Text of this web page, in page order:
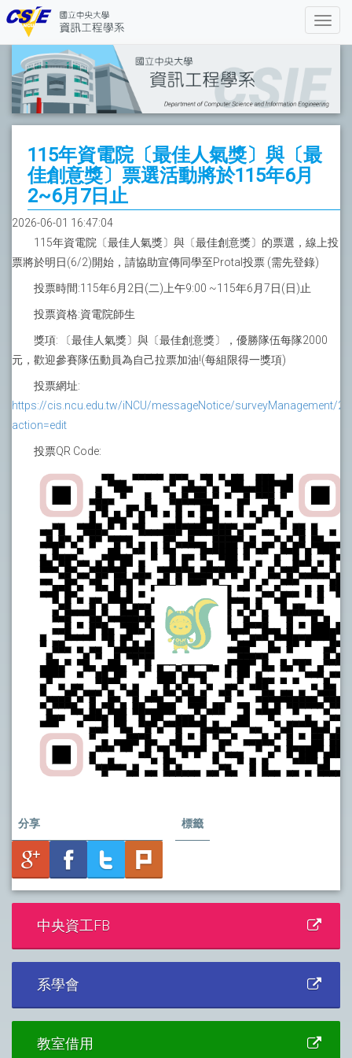
115年資電院〔最佳人氣獎〕與〔最
佳創意獎〕票選活動將於115年6月
2~6月7日止
2026-06-01 16:47:04
115年資電院〔最佳人氣獎〕與〔最佳創意獎〕的票選，線上投
票將於明日(6/2)開始，請協助宣傳同學至Protal投票 (需先登錄)
投票時間:115年6月2日(二)上午9:00 ~115年6月7日(日)止
投票資格:資電院師生
獎項: 〔最佳人氣獎〕與〔最佳創意獎〕，優勝隊伍每隊2000
元，歡迎參賽隊伍動員為自己拉票加油!(每組限得一獎項)
投票網址:
https://cis.ncu.edu.tw/iNCU/messageNotice/surveyManagement/
action=edit
投票QR Code:
分享 標籤
中央資工FB
系學會
教室借用